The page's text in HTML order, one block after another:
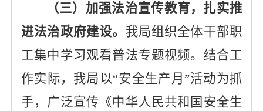
（三）加强法治宣传教育，扎实推
进法治政府建设。 我局组织全体干部职
工集中学习观看普法专题视频。结合工
作实际，我局以“安全生产月”活动为抓
手，广泛宣传《中华人民共和国 安全生